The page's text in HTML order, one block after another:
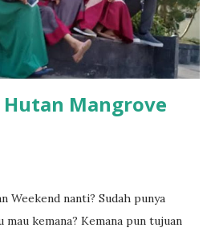
menjadi penanggung jawab di grup
profesi (di g...
Mangrove
Weekend nanti? Sudah punya
mau kemana? Kemana pun tujuan